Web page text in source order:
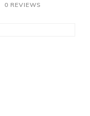
0 REVIEWS